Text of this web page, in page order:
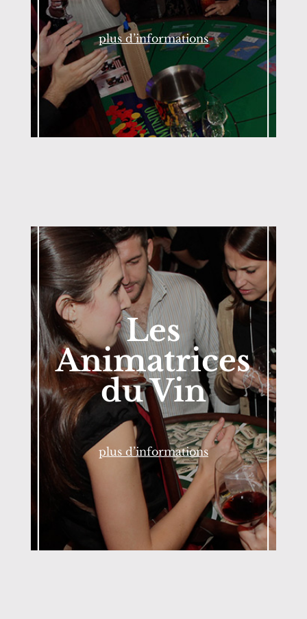
plus d’informations
Les
Animatrices
du Vin
plus d’informations